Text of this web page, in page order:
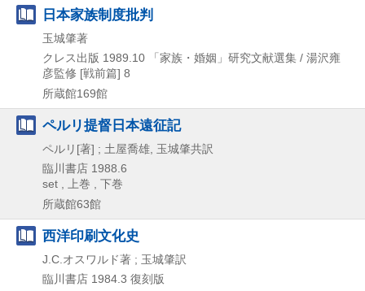
日本家族制度批判
玉城肇著
クレス出版 1989.10
「家族・婚姻」研究文献選集 / 湯沢雍
彦監修 [戦前篇] 8
所蔵館169館
ペルリ提督日本遠征記
ペルリ[著] ; 土屋喬雄, 玉城肇共訳
臨川書店 1988.6
set , 上巻 , 下巻
所蔵館63館
西洋印刷文化史
J.C.オスワルド著 ; 玉城肇訳
臨川書店 1984.3 復刻版